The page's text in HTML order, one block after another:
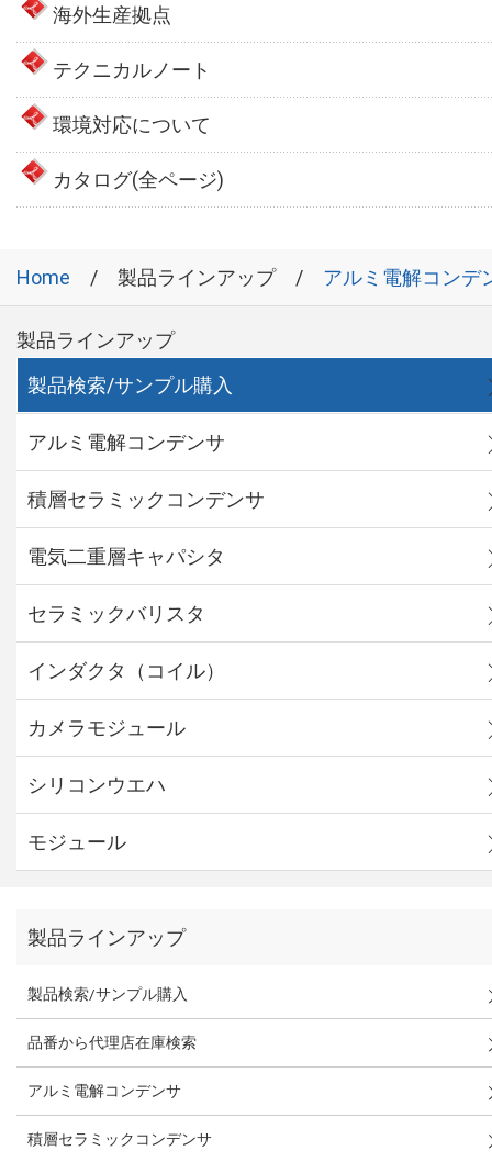
海外生産拠点
テクニカルノート
環境対応について
カタログ(全ページ)
Home 製品ラインアップ アルミ電解コンデ
製品ラインアップ
製品検索/サンプル購入
アルミ電解コンデンサ
積層セラミックコンデンサ
電気二重層キャパシタ
セラミックバリスタ
インダクタ（コイル）
カメラモジュール
シリコンウエハ
モジュール
製品ラインアップ
製品検索/サンプル購入
品番から代理店在庫検索
アルミ電解コンデンサ
積層セラミックコンデンサ